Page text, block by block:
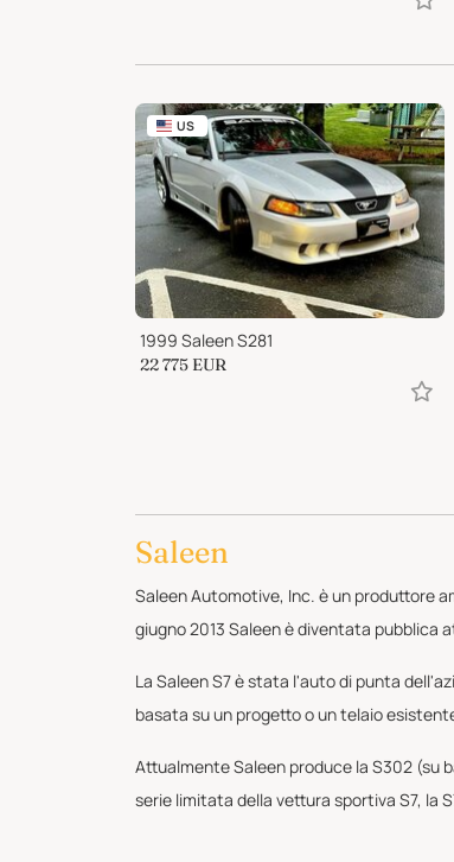
US
1999 Saleen S281
22 775 EUR
Saleen
Saleen Automotive, Inc. è un produttore
giugno 2013 Saleen è diventata pubblica
La Saleen S7 è stata l'auto di punta
basata su un progetto o un telaio
Attualmente Saleen produce la S302 (su
serie limitata della vettura sportiva S7, la